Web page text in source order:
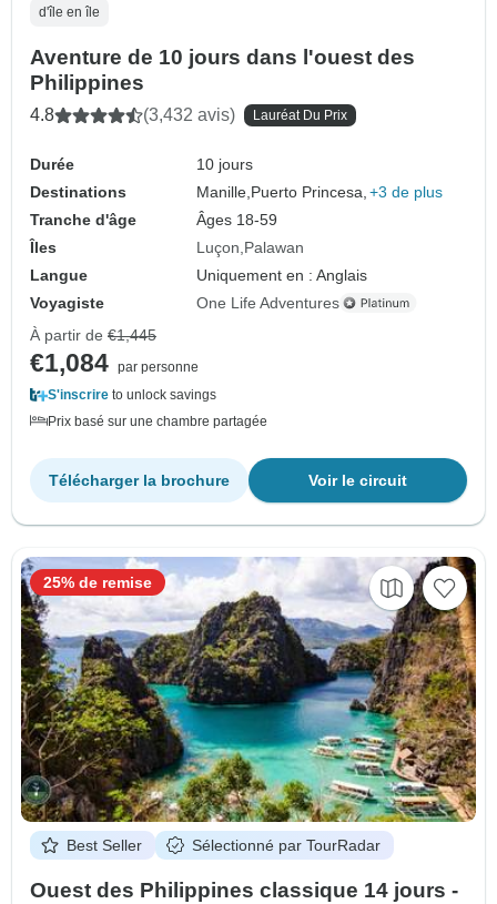
d'île en île
Aventure de 10 jours dans l'ouest des
Philippines
4.8 (3,432 avis) Lauréat Du Prix
Durée
10 jours
Destinations
Manille, Puerto Princesa, +3 de plus
Tranche d'âge
Âges 18-59
Îles
Luçon Palawan
Langue
Uniquement en : Anglais
Voyagiste
One Life Adventures
À partir de €1,445
€1,084 par personne
S'inscrire to unlock savings
Prix basé sur une chambre partagée
Voir le circuit
Télécharger la brochure
Best Seller Sélectionné par TourRadar
Ouest des Philippines classique 14 jours -
25% de remise